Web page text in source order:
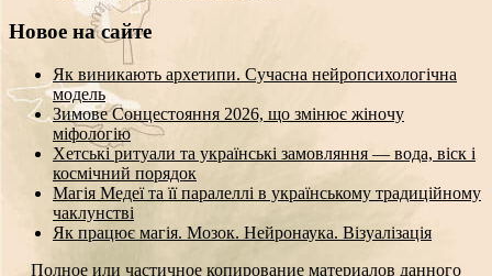
Новое на сайте
Як виникають архетипи. Сучасна нейропсихологічна
модель
Зимове Сонцестояння 2026, що змінює жіночу
міфологію
Хетські ритуали та українські замовляння — вода, віск і
космічний порядок
Магія Медеї та її паралеллі в українському традиційному
чаклунстві
Як працює магія. Мозок. Нейронаука. Візуалізація
Полное или частичное копирование материалов данного